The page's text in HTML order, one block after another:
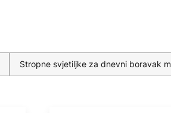
Stropne svjetiljke za dnevni boravak